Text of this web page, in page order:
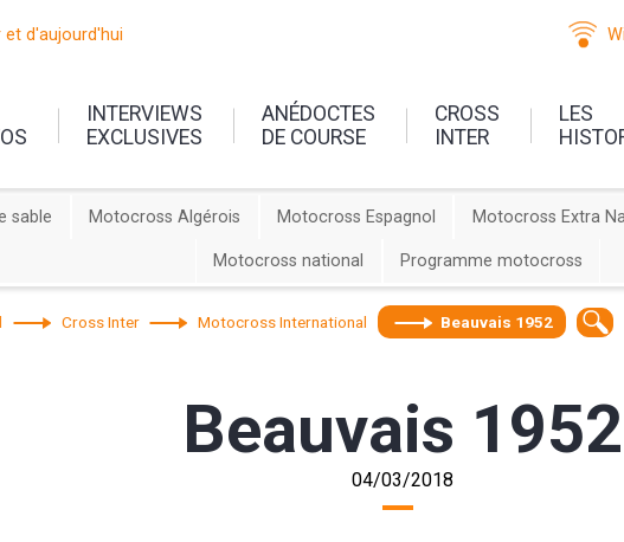
et d'aujourd'hui
INTERVIEWS
EXCLUSIVES
ANÉDOCTES
DE COURSE
CROSS
INTER
LES
sable Motocross Algérois Motocross Espagnol Motocross Extra
Motocross national Programme motocross
Cross Inter Motocross International Beauvais 1952
Beauvais 1952
04/03/2018